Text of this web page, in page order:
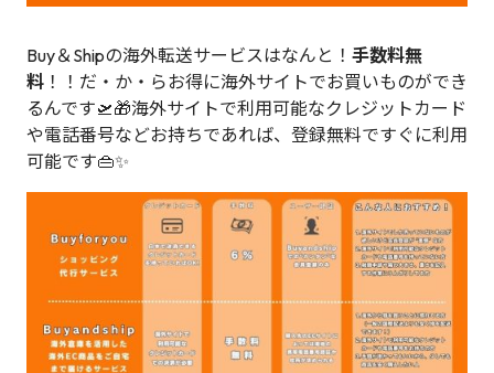
Buy＆Shipの海外転送サービスはなんと！ 手数料無
料 ！！だ・か・らお得に海外サイトでお買いものができ
るんです🛫🎁海外サイトで利用可能なクレジットカード
や電話番号などお持ちであれば、登録無料ですぐに利用
可能です👜✨